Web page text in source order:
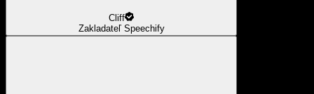
Cliff
Zakladateľ Speechify